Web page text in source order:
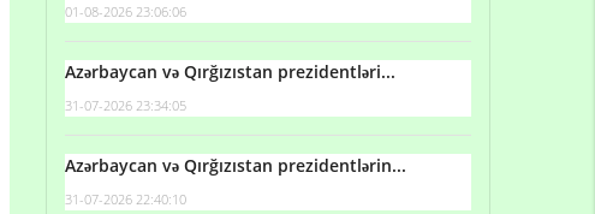
01-08-2026 23:06:06
Azərbaycan və Qırğızıstan prezidentləri...
31-07-2026 23:34:05
Azərbaycan və Qırğızıstan prezidentlərin...
31-07-2026 22:40:10